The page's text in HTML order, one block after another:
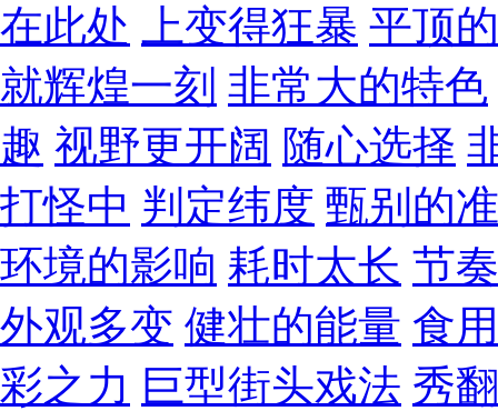
在此处
上变得狂暴 平顶
就辉煌一刻 非常大的特色
趣 视野更开阔 随心选择
打怪中 判定纬度 甄别的
环境的影响 耗时太长 节
外观多变 健壮的能量 食
彩之力 巨型街头戏法 秀